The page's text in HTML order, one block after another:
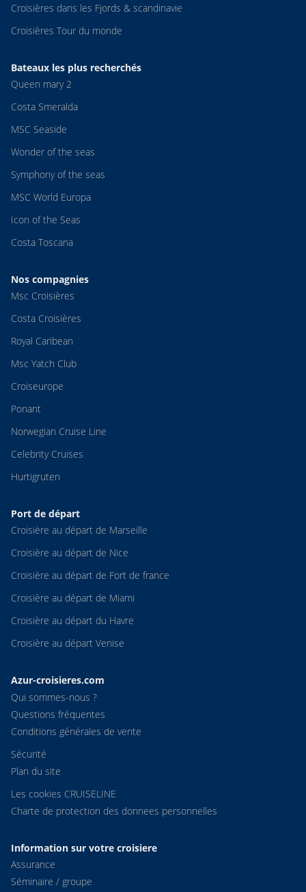
Croisières dans les Fjords & scandinavie
Croisières Tour du monde
Bateaux les plus recherchés
Queen mary 2
Costa Smeralda
MSC Seaside
Wonder of the seas
Symphony of the seas
MSC World Europa
Icon of the Seas
Costa Toscana
Nos compagnies
Msc Croisières
Costa Croisières
Royal Caribean
Msc Yatch Club
Croiseurope
Ponant
Norwegian Cruise Line
Celebrity Cruises
Hurtigruten
Port de départ
Croisière au départ de Marseille
Croisière au départ de Nice
Croisière au départ de Fort de france
Croisière au départ de Miami
Croisière au départ du Havre
Croisière au départ Venise
Azur-croisieres.com
Qui sommes-nous ?
Questions fréquentes
Conditions générales de vente
Sécurité
Plan du site
Les cookies CRUISELINE
Charte de protection des donnees personnelles
Information sur votre croisiere
Assurance
Séminaire / groupe